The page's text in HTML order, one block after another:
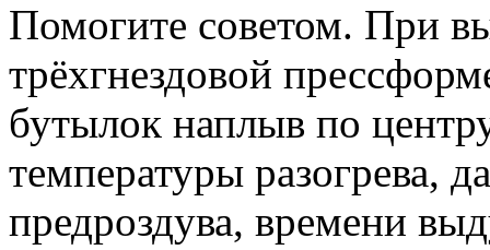
Помогите советом. При
трёхгнездовой
бутылок наплыв по
температуры разогрева,
предроздува, времени